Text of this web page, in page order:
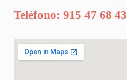
Teléfono: 915 47 68 43